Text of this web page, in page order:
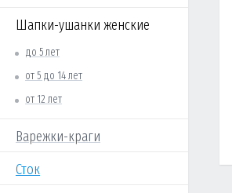
Шапки-ушанки женские
до 5 лет
от 5 до 14 лет
от 12 лет
Варежки-краги
Сток